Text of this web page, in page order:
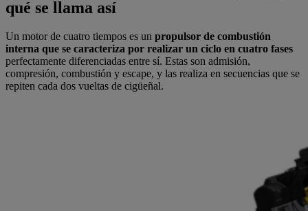
qué se llama así
Un motor de cuatro tiempos es un propulsor de combustión
interna que se caracteriza por realizar un ciclo en cuatro fases
perfectamente diferenciadas entre sí. Estas son admisión,
compresión, combustión y escape, y las realiza en secuencias que se
repiten cada dos vueltas de cigüeñal.